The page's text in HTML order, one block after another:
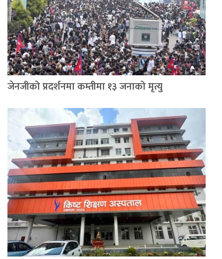
जेनजीको प्रदर्शनमा कम्तीमा १३ जनाको मृत्यु